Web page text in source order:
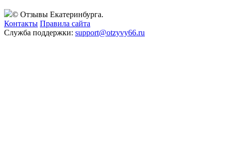
© Отзывы Екатеринбурга.
Контакты Правила сайта
Служба поддержки: support@otzyvy66.ru